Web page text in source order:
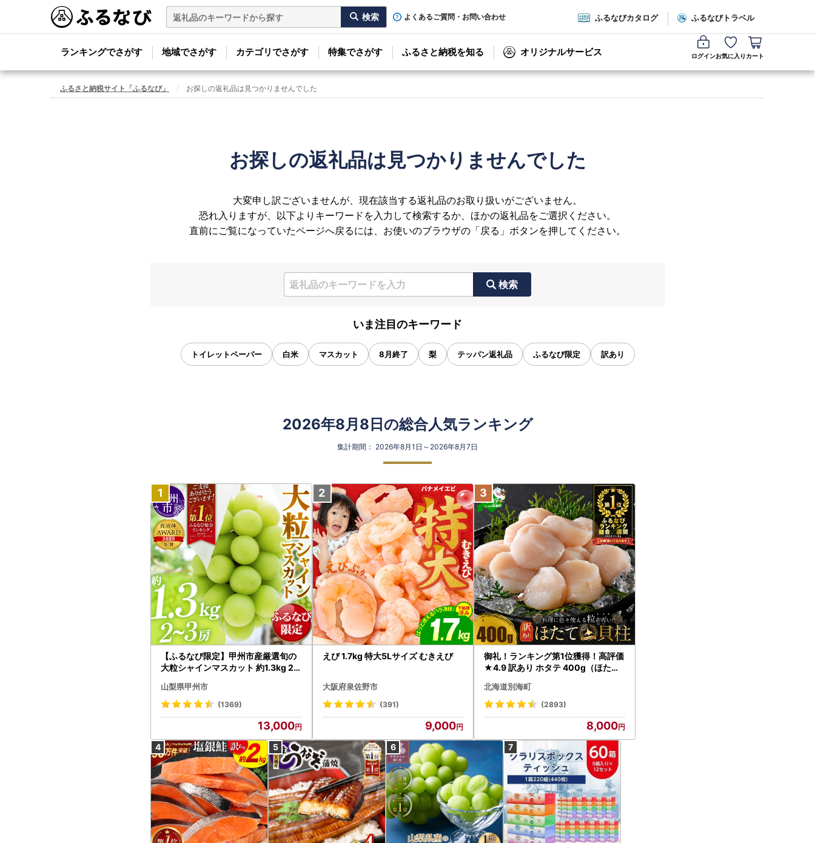
よくあるご質問・お問い合わせ ふるなびカタログ ふるなびトラベル
ランキングでさがす 地域でさがす カテゴリでさがす 特集でさがす ふるさと納税を知る オリジナルサービス ログインお気に入り カート
ふるさと納税サイト「ふるなび」 お探しの返礼品は見つかりませんでした
お探しの返礼品は見つかりませんでした
大変申し訳ございませんが、現在該当する返礼品のお取り扱いがございません。
恐れ入りますが、以下よりキーワードを入力して検索するか、ほかの返礼品をご選択ください。
直前にご覧になっていたページへ戻るには、お使いのブラウザの「戻る」ボタンを押してください。
検索
いま注目のキーワード
トイレットペーパー 白米 マスカット 8月終了 梨 テッパン返礼品 ふるなび限定 訳あり
2026年8月8日の総合人気ランキング
集計期間： 2026年8月1日～2026年8月7日
【ふるなび限定】甲州市産厳選旬の
大粒シャインマスカット 約1.3kg 2
472 FN-Limited-VO シャインマス
カット フルーツ
山梨県甲州市
(1369)
13,000
えび 1.7kg 特大5Lサイズ むきえび
大阪府泉佐野市
(391)
9,000
御礼！ランキング第1位獲得！高評価
★4.9 訳あり ホタテ 400g（ほたて
北海道別海町
(2893)
8,000